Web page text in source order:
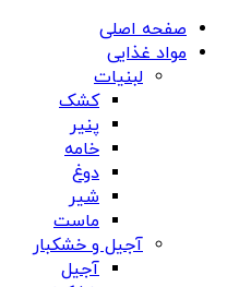
صفحه اصلی
مواد غذایی
لبنیات
کشک
پنیر
خامه
دوغ
شیر
ماست
آجیل و خشکبار
آجیل